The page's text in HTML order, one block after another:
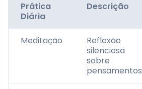
Prática
Diária
Descrição
Meditação
Reflexão
silenciosa
sobre
pensamentos